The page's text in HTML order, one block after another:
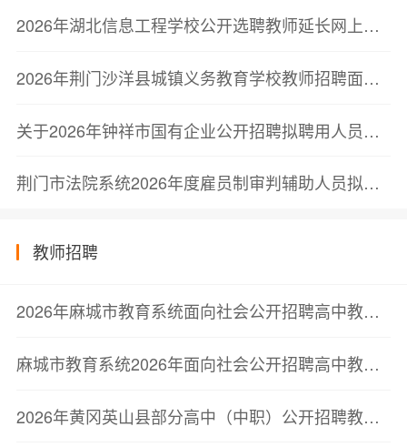
2026年湖北信息工程学校公开选聘教师延长网上报名时间的公告
2026年荆门沙洋县城镇义务教育学校教师招聘面试公告
关于2026年钟祥市国有企业公开招聘拟聘用人员名单公示
荆门市法院系统2026年度雇员制审判辅助人员拟聘用人员公示公告
教师招聘
2026年麻城市教育系统面向社会公开招聘高中教师资格复审公告
麻城市教育系统2026年面向社会公开招聘高中教师资格复审公告
2026年黄冈英山县部分高中（中职）公开招聘教师笔试成绩及面试资格复审公告